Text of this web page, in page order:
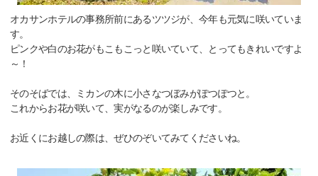
オカサンホテルの事務所前にあるツツジが、今年も元気に咲いていま
す。
ピンクや白のお花がもこもこっと咲いていて、とってもきれいですよ
～！
そのそばでは、ミカンの木に小さなつぼみがぽつぽつと。
これからお花が咲いて、実がなるのが楽しみです。
お近くにお越しの際は、ぜひのぞいてみてくださいね。